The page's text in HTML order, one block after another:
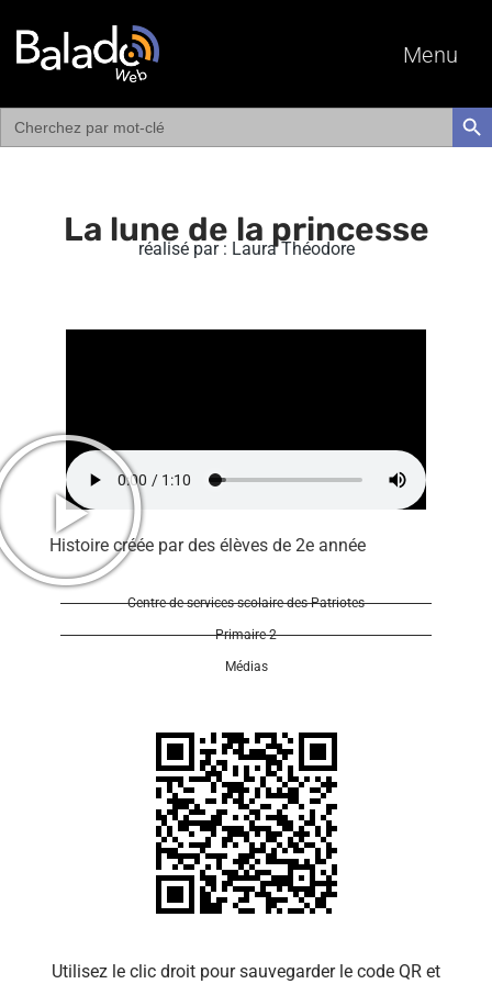
Menu
Search
for:
La lune de la princesse
réalisé par : Laura Théodore
Histoire créée par des élèves de 2e année
Centre de services scolaire des Patriotes
Primaire 2
Médias
Utilisez le clic droit pour sauvegarder le code QR et